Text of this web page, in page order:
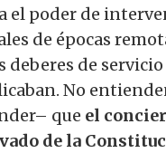
el poder de
de épocas
deberes de servicio
No
que el
de la